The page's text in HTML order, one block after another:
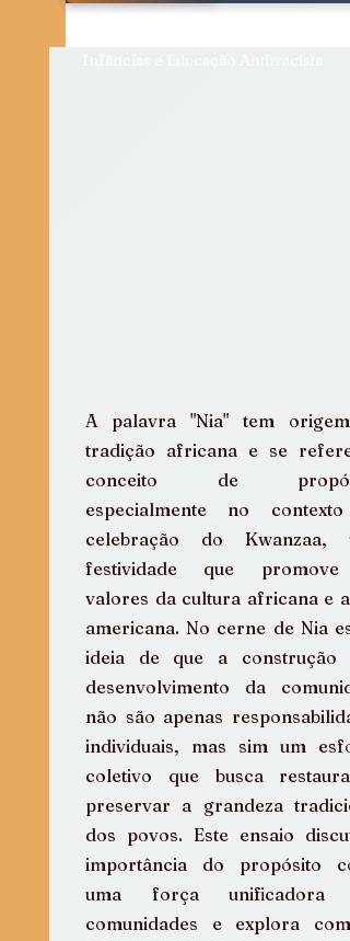
A palavra "Nia" tem origem
tradição africana e se refere
conceito de
especialmente no contexto
celebração do Kwanzaa,
festividade que promove
valores da cultura africana e
americana. No cerne de Nia
ideia de que a construção
desenvolvimento da
não são apenas
individuais, mas sim um
coletivo que busca
preservar a grandeza
dos povos. Este ensaio
importância do propósito
uma força unificadora
comunidades e explora